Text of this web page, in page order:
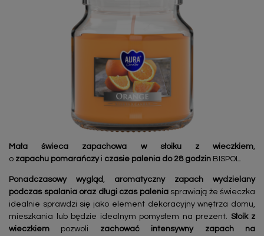
Mała świeca zapachowa w słoiku z wieczkiem,
o zapachu pomarańczy i czasie palenia do 28 godzin BISPOL.
Ponadczasowy wygląd , aromatyczny zapach wydzielany
podczas spalania oraz długi czas paleniasprawiają że świeczka
idealnie sprawdzi się jako element dekoracyjny wnętrza domu,
mieszkania lub będzie idealnym pomysłem na prezent. Słoik z
wieczkiem pozwoli zachować intensywny zapach na